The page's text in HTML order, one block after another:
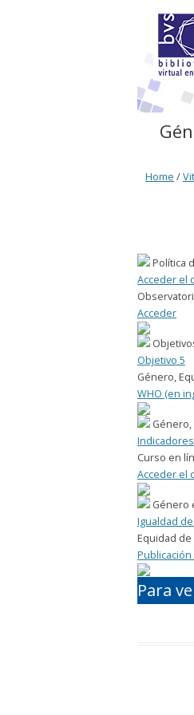
Home /
Política
Acceder el
Acceder
Objetivo 5
Género,
WHO (en
Curso en
Acceder el
Género
Igualdad
Equidad
Para